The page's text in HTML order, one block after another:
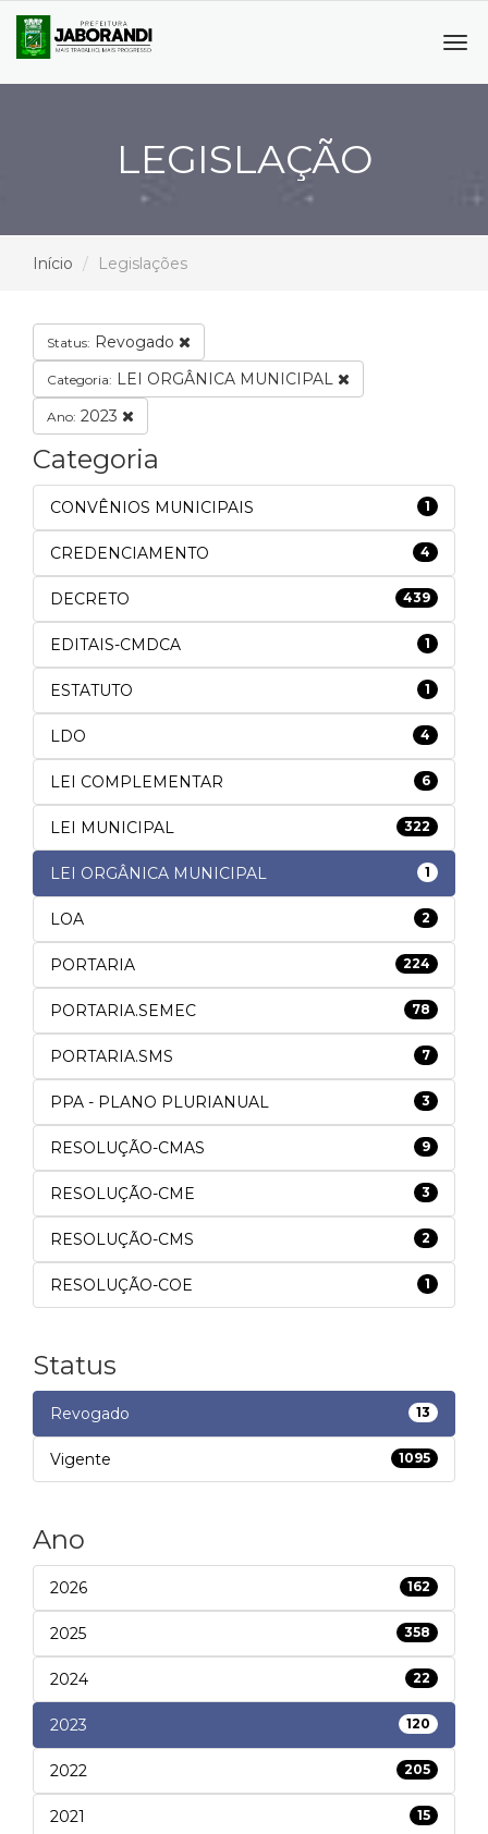
LEGISLAÇÃO
Início Legislações
Status: Revogado
Categoria: LEI ORGÂNICA MUNICIPAL
Ano: 2023
Categoria
CONVÊNIOS MUNICIPAIS 1
CREDENCIAMENTO 4
DECRETO 439
EDITAIS-CMDCA 1
ESTATUTO 1
LDO 4
LEI COMPLEMENTAR 6
LEI MUNICIPAL 322
LEI ORGÂNICA MUNICIPAL 1
LOA 2
PORTARIA 224
PORTARIA.SEMEC 78
PORTARIA.SMS 7
PPA - PLANO PLURIANUAL 3
RESOLUÇÃO-CMAS 9
RESOLUÇÃO-CME 3
RESOLUÇÃO-CMS 2
RESOLUÇÃO-COE 1
Status
Revogado 13
Vigente 1095
Ano
2026 162
2025 358
2024 22
2023 120
2022 205
2021 15